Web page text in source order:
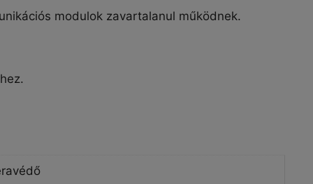
modulok zavartalanul működnek.